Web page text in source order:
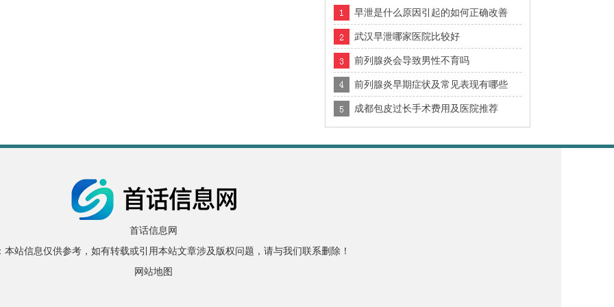
早泄是什么原因引起的如何正确改善
武汉早泄哪家医院比较好
前列腺炎会导致男性不育吗
前列腺炎早期症状及常见表现有哪些
成都包皮过长手术费用及医院推荐
首话信息网
本站信息仅供参考，如有转载或引用本站文章涉及版权问题，请与我们联系删除！
网站地图